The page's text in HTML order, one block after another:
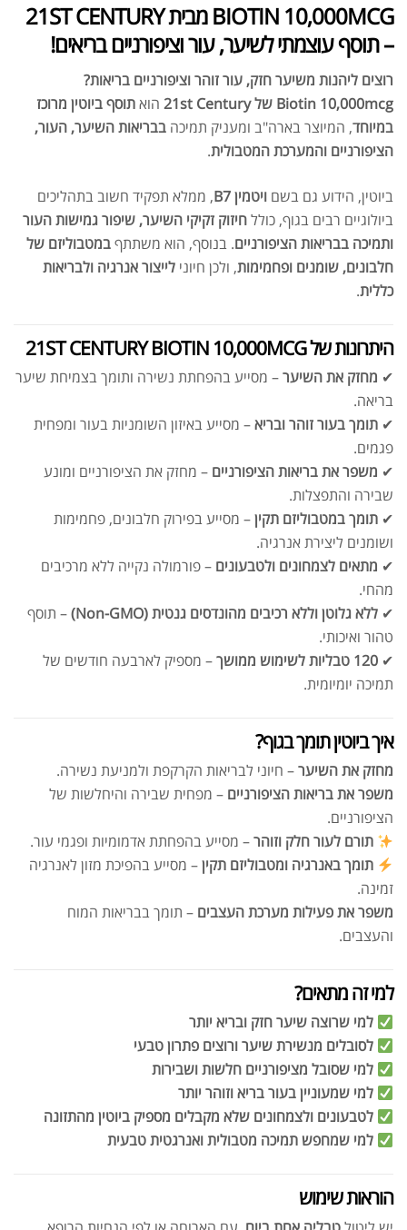
BIOTIN 10,000MCG מבית 21ST CENTURY
– תוסף עוצמתי לשיער, עור וציפורניים בריאים!
רוצים ליהנות משיער חזק, עור זוהר וציפורניים בריאות?
Biotin 10,000mcg של 21st Century
הואתוסף ביוטין מרוכז
במיוחד, המיוצר בארה"ב ומעניק תמיכה בבריאות השיער, העור,
הציפורניים והמערכת המטבולית.
ביוטין, הידוע גם בשם ויטמין B7
, ממלא תפקיד חשוב בתהליכים
ביולוגיים רבים בגוף, כוללחיזוק זקיקי השיער, שיפור גמישות העור
ותמיכה בבריאות הציפורניים. בנוסף, הוא משתתףבמטבוליזם של
חלבונים, שומנים ופחמימות, ולכן חיוני לייצור אנרגיה ולבריאות
כללית.
היתרונות של 21ST CENTURY BIOTIN 10,000MCG
✔ מחזק את השיער– מסייע בהפחתת נשירה ותומך בצמיחת שיער
בריאה.
✔ תומך בעור זוהר ובריא– מסייע באיזון השומניות בעור ומפחית
פגמים.
✔ משפר את בריאות הציפורניים – מחזק את הציפורניים ומונע
שבירה והתפצלות.
✔ תומך במטבוליזם תקין– מסייע בפירוק חלבונים, פחמימות
ושומנים ליצירת אנרגיה.
✔ מתאים לצמחונים ולטבעונים – פורמולה נקייה ללא מרכיבים
מהחי.
✔ ללא גלוטן וללא רכיבים מהונדסים גנטית (Non-GMO)
– תוסף
טהור ואיכותי.
✔ 120 טבליות לשימוש ממושך
– מספיק לארבעה חודשים של
תמיכה יומיומית.
איך ביוטין תומך בגוף?
מחזק את השיער– חיוני לבריאות הקרקפת ולמניעת נשירה.
משפר את בריאות הציפורניים – מפחית שבירה והיחלשות של
הציפורניים.
תורם לעור חלק וזוהר– מסייע בהפחתת אדמומיות ופגמי עור.
תומך באנרגיה ומטבוליזם תקין– מסייע בהפיכת מזון לאנרגיה
זמינה.
משפר את פעילות מערכת העצבים – תומך בבריאות המוח
והעצבים.
למי זה מתאים?
למי שרוצה שיער חזק ובריא יותר
לסובלים מנשירת שיער ורוצים פתרון טבעי
למי שסובל מציפורניים חלשות ושבירות
למי שמעוניין בעור בריא וזוהר יותר
לטבעונים ולצמחונים שלא מקבלים מספיק ביוטין מהתזונה
למי שמחפש תמיכה מטבולית ואנרגטית טבעית
הוראות שימוש